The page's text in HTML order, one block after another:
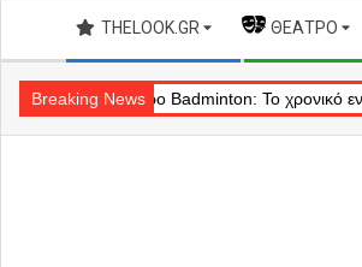
Secondary
Navigation
Menu
THELOOK.GR — ΘΈΑΤΡΟ
Breaking News
Θέατρο Badminton: Το χρονικό ενός